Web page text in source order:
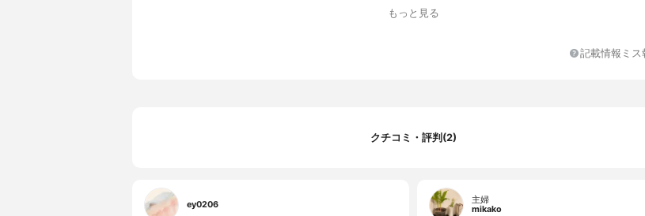
セイヨウオトギリソウ花/葉/茎エキス、ハマメリス葉エキス、アロエベラ葉
リトール、ザクロ果実エキス、フィトスフィンゴシン、アクリレーツ/アク
もっと見る
記載情報ミス
クチコミ・評判(2)
ey0206
主婦
mikako